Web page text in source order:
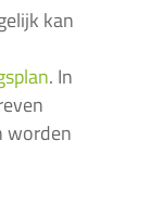
kan
. In
worden